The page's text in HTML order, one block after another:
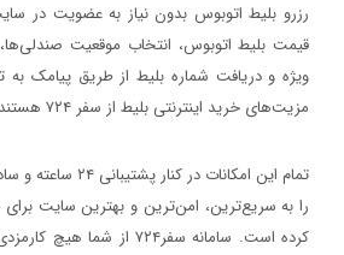
رزرو بلیط اتوبوس بدون نیاز به عضویت در
قیمت بلیط اتوبوس، انتخاب موقعیت
ویژه و دریافت شماره‌ بلیط از طریق پیامک به
مزیت‌های خرید اینترنتی بلیط از سفر ۷۲۴ هستند.
تمام این امکانات در
را به سریع‌ترین، امن‌ترین و بهترین سایت
کرده است. سامانه سفر۷۲۴ از